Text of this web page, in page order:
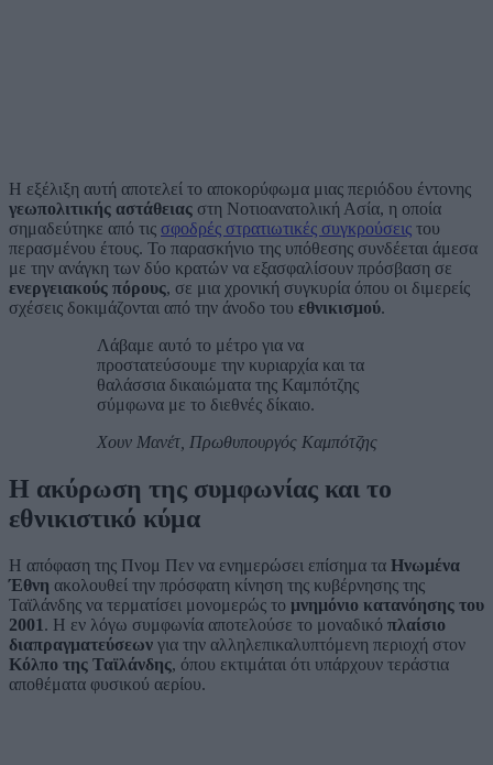
Η εξέλιξη αυτή αποτελεί το αποκορύφωμα μιας περιόδου έντονης
γεωπολιτικής αστάθειας στη Νοτιοανατολική Ασία, η οποία
σημαδεύτηκε από τις σφοδρές στρατιωτικές συγκρούσεις του
περασμένου έτους. Το παρασκήνιο της υπόθεσης συνδέεται άμεσα
με την ανάγκη των δύο κρατών να εξασφαλίσουν πρόσβαση σε
ενεργειακούς πόρους, σε μια χρονική συγκυρία όπου οι διμερείς
σχέσεις δοκιμάζονται από την άνοδο του εθνικισμού.
Λάβαμε αυτό το μέτρο για να
προστατεύσουμε την κυριαρχία και τα
θαλάσσια δικαιώματα της Καμπότζης
σύμφωνα με το διεθνές δίκαιο.
Χουν Μανέτ, Πρωθυπουργός Καμπότζης
Η ακύρωση της συμφωνίας και το
εθνικιστικό κύμα
Η απόφαση της Πνομ Πεν να ενημερώσει επίσημα τα Ηνωμένα
Έθνη ακολουθεί την πρόσφατη κίνηση της κυβέρνησης της
Ταϊλάνδης να τερματίσει μονομερώς το μνημόνιο κατανόησης του
2001 . Η εν λόγω συμφωνία αποτελούσε το μοναδικό πλαίσιο
διαπραγματεύσεων για την αλληλεπικαλυπτόμενη περιοχή στον
Κόλπο της Ταϊλάνδης, όπου εκτιμάται ότι υπάρχουν τεράστια
αποθέματα φυσικού αερίου.